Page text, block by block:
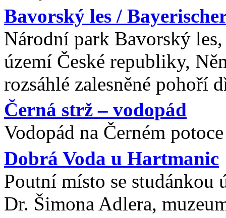
Bavorský les /
Národní park Bavorský
území České republiky,
rozsáhlé zalesněné pohoří
Černá strž – vodopád
Vodopád na Černém
Dobrá Voda u Hartmanic
Poutní místo se studánkou
Dr. Šimona Adlera,